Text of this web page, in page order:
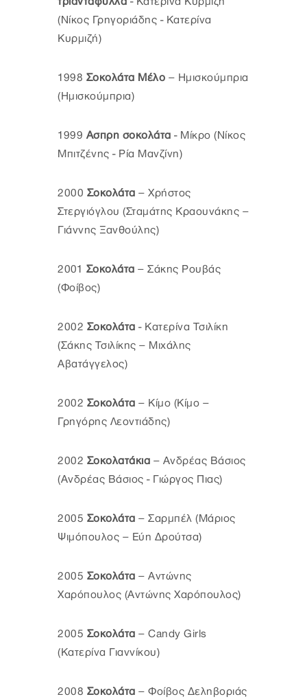
(Νίκος Γρηγοριάδης - Κατερίνα
Κυρμιζή)
1998 Σοκολάτα Μέλο – Ημισκούμπρια
(Ημισκούμπρια)
1999 Ασπρη σοκολάτα - Μίκρο (Νίκος
Μπιτζένης - Ρία Μανζίνη)
2000 Σοκολάτα – Χρήστος
Στεργιόγλου (Σταμάτης Κραουνάκης –
Γιάννης Ξανθούλης)
2001 Σοκολάτα – Σάκης Ρουβάς
(Φοίβος)
2002 Σοκολάτα - Κατερίνα Τσιλίκη
(Σάκης Τσιλίκης – Μιχάλης
Αβατάγγελος)
2002 Σοκολάτα – Κίμο (Κίμο –
Γρηγόρης Λεοντιάδης)
2002 Σοκολατάκια – Ανδρέας Βάσιος
(Ανδρέας Βάσιος - Γιώργος Πιας)
2005 Σοκολάτα – Σαρμπέλ (Μάριος
Ψιμόπουλος – Εύη Δρούτσα)
2005 Σοκολάτα – Αντώνης
Χαρόπουλος (Αντώνης Χαρόπουλος)
2005 Σοκολάτα – Candy Girls
(Κατερίνα Γιαννίκου)
2008 Σοκολάτα – Φοίβος Δεληβοριάς